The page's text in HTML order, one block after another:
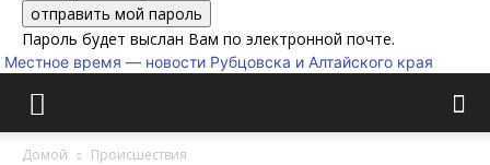
Пароль будет выслан Вам по электронной почте.
Местное время — новости Рубцовска и Алтайского края
Домой Происшествия